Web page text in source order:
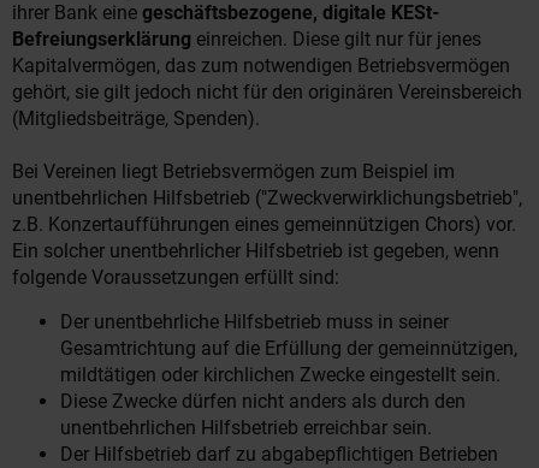
ihrer Bank eine geschäftsbezogene, digitale KESt-
Befreiungserklärung einreichen. Diese gilt nur für jenes
Kapitalvermögen, das zum notwendigen Betriebsvermögen
gehört, sie gilt jedoch nicht für den originären Vereinsbereich
(Mitgliedsbeiträge, Spenden).
Bei Vereinen liegt Betriebsvermögen zum Beispiel im
unentbehrlichen Hilfsbetrieb ("Zweckverwirklichungsbetrieb",
z.B. Konzertaufführungen eines gemeinnützigen Chors) vor.
Ein solcher unentbehrlicher Hilfsbetrieb ist gegeben, wenn
folgende Voraussetzungen erfüllt sind:
Der unentbehrliche Hilfsbetrieb muss in seiner
Gesamtrichtung auf die Erfüllung der gemeinnützigen,
mildtätigen oder kirchlichen Zwecke eingestellt sein.
Diese Zwecke dürfen nicht anders als durch den
unentbehrlichen Hilfsbetrieb erreichbar sein.
Der Hilfsbetrieb darf zu abgabepflichtigen Betrieben